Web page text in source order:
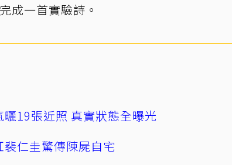
成一首實驗詩。
19張近照 真實狀態全曝光
仁圭驚傳陳屍自宅